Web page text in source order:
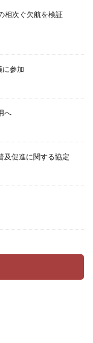
相次ぐ欠航を検証
に参加
へ
及促進に関する協定